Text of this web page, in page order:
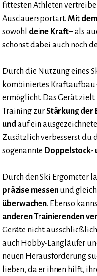
fittesten Athleten
Ausdauersportart. Mit
sowohl deine Kraft– als
schonst dabei auch noch
Durch die Nutzung eines
kombiniertes
ermöglicht. Das Gerät
Training zurStärkung der
undauf ein
Zusätzlich verbesserst du
sogenannte Doppelstock-
Durch den Ski Ergometer
präzise messen und
überwachen. Ebenso
anderen Trainierenden
Geräte nicht
auch Hobby-Langläufer
neuen Herausforderung
lieben, da er ihnen hilft,